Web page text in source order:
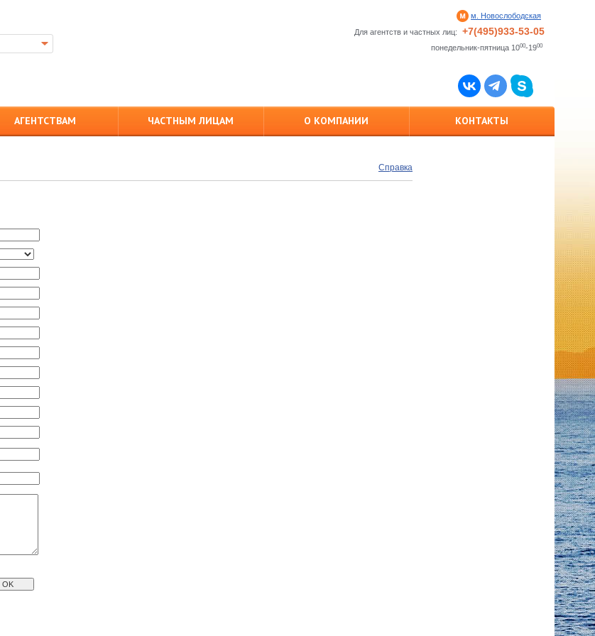
м. Новослободская
Для агентств и частных лиц:
+7(495)933-53-05
понедельник-пятница 1000-1900
АГЕНТСТВАМ ЧАСТНЫМ ЛИЦАМ О КОМПАНИИ КОНТАКТЫ
Справка